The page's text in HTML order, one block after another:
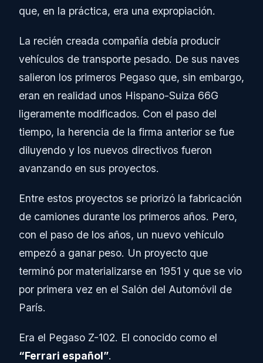
que, en la práctica, era una expropiación.
La recién creada compañía debía producir
vehículos de transporte pesado. De sus naves
salieron los primeros Pegaso que, sin embargo,
eran en realidad unos Hispano-Suiza 66G
ligeramente modificados. Con el paso del
tiempo, la herencia de la firma anterior se fue
diluyendo y los nuevos directivos fueron
avanzando en sus proyectos.
Entre estos proyectos se priorizó la fabricación
de camiones durante los primeros años. Pero,
con el paso de los años, un nuevo vehículo
empezó a ganar peso. Un proyecto que
terminó por materializarse en 1951 y que se vio
por primera vez en el Salón del Automóvil de
París.
Era el Pegaso Z-102. El conocido como el
“Ferrari español”.